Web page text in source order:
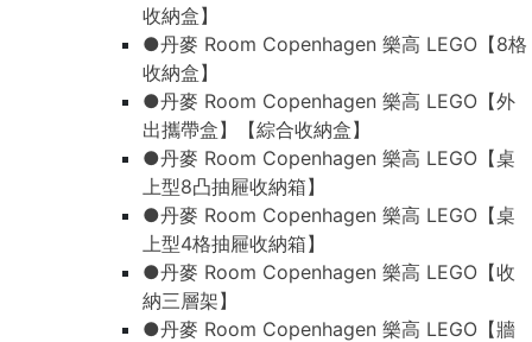
收納盒】
●丹麥 Room Copenhagen 樂高 LEGO【8格
收納盒】
●丹麥 Room Copenhagen 樂高 LEGO【外
出攜帶盒】【綜合收納盒】
●丹麥 Room Copenhagen 樂高 LEGO【桌
上型8凸抽屜收納箱】
●丹麥 Room Copenhagen 樂高 LEGO【桌
上型4格抽屜收納箱】
●丹麥 Room Copenhagen 樂高 LEGO【收
納三層架】
●丹麥 Room Copenhagen 樂高 LEGO【牆